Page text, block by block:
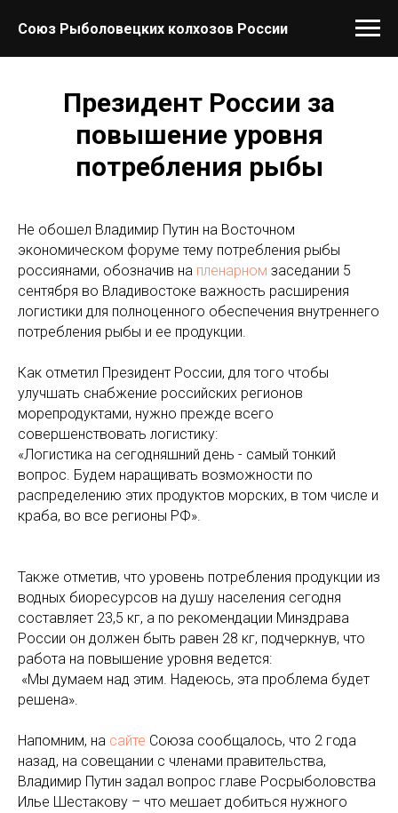
Союз Рыболовецких колхозов России
Президент России за
повышение уровня
потребления рыбы
Не обошел Владимир Путин на Восточном
экономическом форуме тему потребления рыбы
россиянами, обозначив на пленарном заседании 5
сентября во Владивостоке важность расширения
логистики для полноценного обеспечения внутреннего
потребления рыбы и ее продукции.
Как отметил Президент России, для того чтобы
улучшать снабжение российских регионов
морепродуктами, нужно прежде всего
совершенствовать логистику:
«Логистика на сегодняшний день - самый тонкий
вопрос. Будем наращивать возможности по
распределению этих продуктов морских, в том числе и
краба, во все регионы РФ».
Также отметив, что уровень потребления продукции из
водных биоресурсов на душу населения сегодня
составляет 23,5 кг, а по рекомендации Минздрава
России он должен быть равен 28 кг, подчеркнув, что
работа на повышение уровня ведется:
«Мы думаем над этим. Надеюсь, эта проблема будет
решена».
Напомним, на сайте Союза сообщалось, что 2 года
назад, на совещании с членами правительства,
Владимир Путин задал вопрос главе Росрыболовства
Илье Шестакову – что мешает добиться нужного